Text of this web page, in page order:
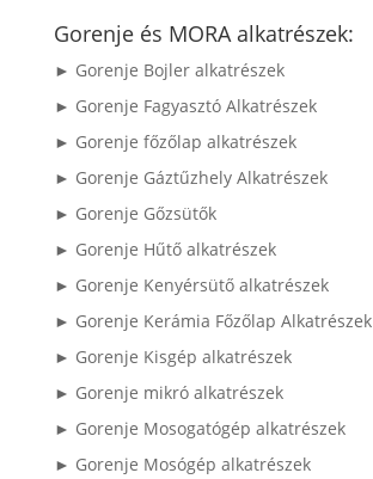
következőre:
Gorenje és MORA alkatrészek:
► Gorenje Bojler alkatrészek
► Gorenje Fagyasztó Alkatrészek
► Gorenje főzőlap alkatrészek
► Gorenje Gáztűzhely Alkatrészek
► Gorenje Gőzsütők
► Gorenje Hűtő alkatrészek
► Gorenje Kenyérsütő alkatrészek
► Gorenje Kerámia Főzőlap Alkatrészek
► Gorenje Kisgép alkatrészek
► Gorenje mikró alkatrészek
► Gorenje Mosogatógép alkatrészek
► Gorenje Mosógép alkatrészek